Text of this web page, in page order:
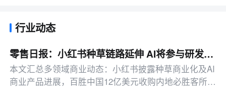
行业动态
零售日报：小红书种草链路延伸 AI将参与研发投放决策
本文汇总多领域商业动态：小红书披露种草商业化及AI
商业产品进展，百胜中国12亿美元收购内地必胜客所有